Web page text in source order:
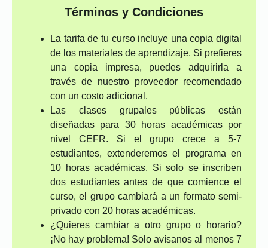
Términos y Condiciones
La tarifa de tu curso incluye una copia digital
de los materiales de aprendizaje. Si prefieres
una copia impresa, puedes adquirirla a
través de nuestro proveedor recomendado
con un costo adicional.
Las clases grupales públicas están
diseñadas para 30 horas académicas por
nivel CEFR. Si el grupo crece a 5-7
estudiantes, extenderemos el programa en
10 horas académicas. Si solo se inscriben
dos estudiantes antes de que comience el
curso, el grupo cambiará a un formato semi-
privado con 20 horas académicas.
¿Quieres cambiar a otro grupo o horario?
¡No hay problema! Solo avísanos al menos 7